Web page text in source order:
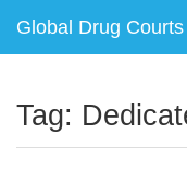
Global Drug Courts
Tag: